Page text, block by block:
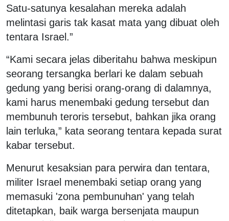
Satu-satunya kesalahan mereka adalah
melintasi garis tak kasat mata yang dibuat oleh
tentara Israel.”
“Kami secara jelas diberitahu bahwa meskipun
seorang tersangka berlari ke dalam sebuah
gedung yang berisi orang-orang di dalamnya,
kami harus menembaki gedung tersebut dan
membunuh teroris tersebut, bahkan jika orang
lain terluka,” kata seorang tentara kepada surat
kabar tersebut.
Menurut kesaksian para perwira dan tentara,
militer Israel menembaki setiap orang yang
memasuki 'zona pembunuhan' yang telah
ditetapkan, baik warga bersenjata maupun